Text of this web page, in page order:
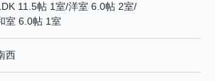
11.5帖 1室/洋室 6.0帖 2室/
室 6.0帖 1室
西